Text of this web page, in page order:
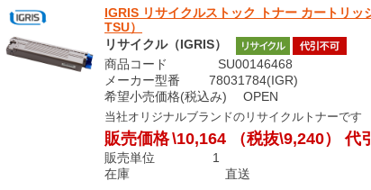
IGRIS リサイクルストック トナー カートリ
TSU）
リサイクル（IGRIS）
商品コード SU00146468
メーカー型番 78031784(IGR)
希望小売価格(税込み) OPEN
当社オリジナルブランドのリサイクルトナーです
販売価格\10,164 （税抜\9,240） 代
販売単位 1
在庫 直送